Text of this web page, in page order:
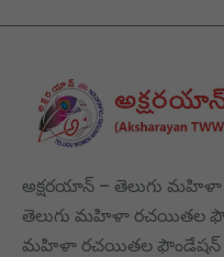
అక్షరయాన్ – తెలుగు
తెలుగు మహిళా రచయితల
మహిళా రచయితల ఫౌండేషన్